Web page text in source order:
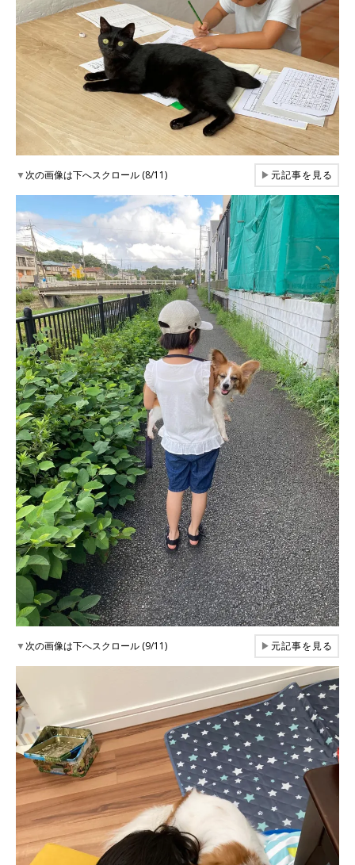
▼次の画像は下へスクロール (8/11) ▶元記事を見る
▼次の画像は下へスクロール (9/11) ▶元記事を見る